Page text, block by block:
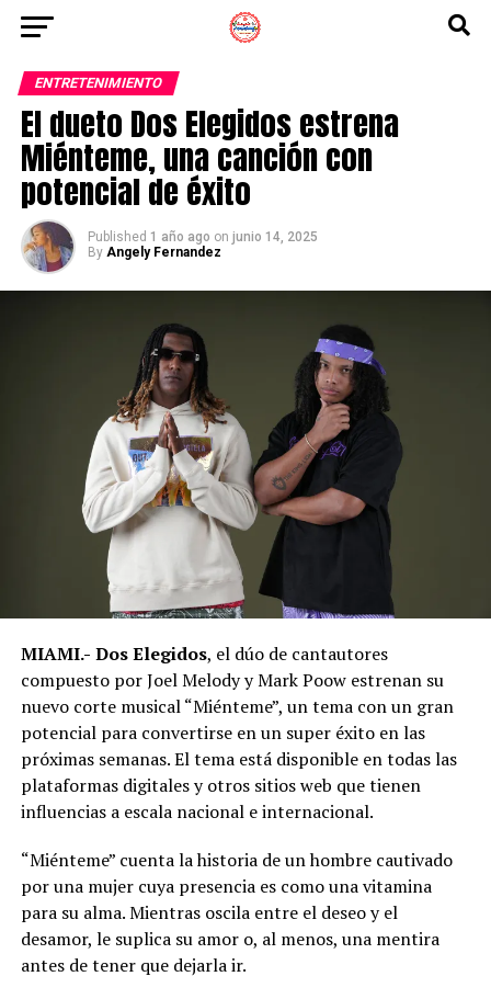
ENTRETENIMIENTO
El dueto Dos Elegidos estrena
Miénteme, una canción con
potencial de éxito
Published 1 año ago on junio 14, 2025
By Angely Fernandez
MIAMI.- Dos Elegidos, el dúo de cantautores
compuesto por Joel Melody y Mark Poow estrenan su
nuevo corte musical “Miénteme”, un tema con un gran
potencial para convertirse en un super éxito en las
próximas semanas. El tema está disponible en todas las
plataformas digitales y otros sitios web que tienen
influencias a escala nacional e internacional.
“Miénteme” cuenta la historia de un hombre cautivado
por una mujer cuya presencia es como una vitamina
para su alma. Mientras oscila entre el deseo y el
desamor, le suplica su amor o, al menos, una mentira
antes de tener que dejarla ir.